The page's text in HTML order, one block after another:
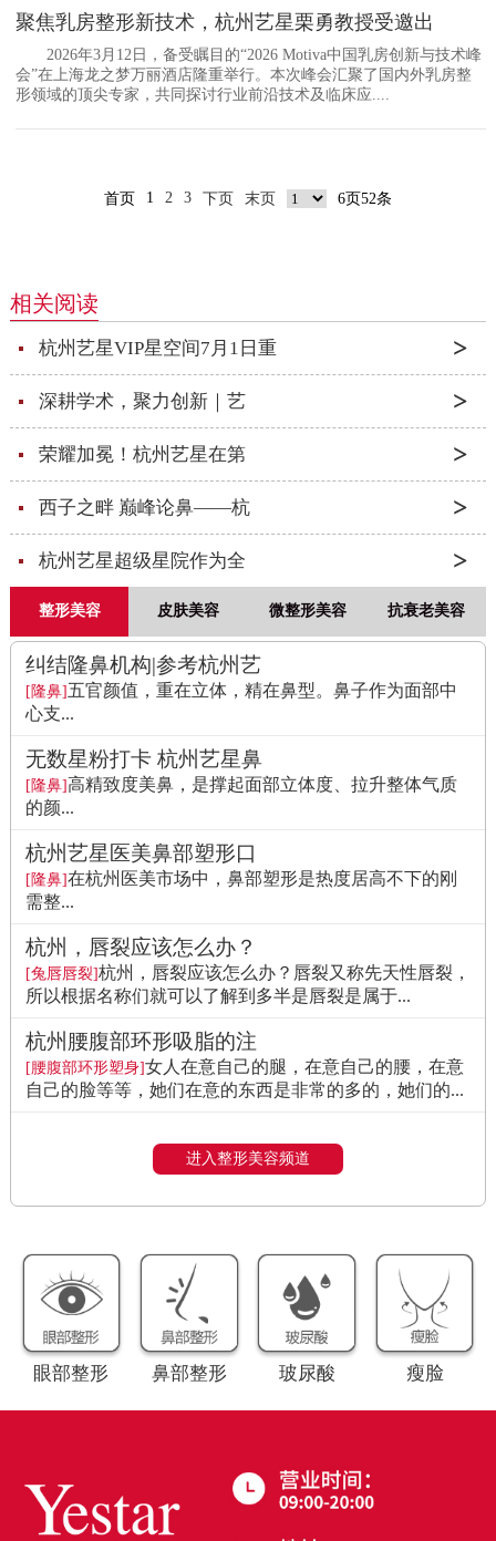
聚焦乳房整形新技术，杭州艺星栗勇教授受邀出
2026年3月12日，备受瞩目的“2026 Motiva中国乳房创新与技术峰
会”在上海龙之梦万丽酒店隆重举行。本次峰会汇聚了国内外乳房整
形领域的顶尖专家，共同探讨行业前沿技术及临床应....
首页 1 2 3 下页 末页 6页52条
相关阅读
杭州艺星VIP星空间7月1日重
深耕学术，聚力创新｜艺
荣耀加冕！杭州艺星在第
西子之畔 巅峰论鼻——杭
杭州艺星超级星院作为全
整形美容 皮肤美容 微整形美容 抗衰老美容
纠结隆鼻机构|参考杭州艺
[隆鼻]五官颜值，重在立体，精在鼻型。鼻子作为面部中
心支...
无数星粉打卡 杭州艺星鼻
[隆鼻]高精致度美鼻，是撑起面部立体度、拉升整体气质
的颜...
杭州艺星医美鼻部塑形口
[隆鼻]在杭州医美市场中，鼻部塑形是热度居高不下的刚
需整...
杭州，唇裂应该怎么办？
[兔唇唇裂]杭州，唇裂应该怎么办？唇裂又称先天性唇裂，
所以根据名称们就可以了解到多半是唇裂是属于...
杭州腰腹部环形吸脂的注
[腰腹部环形塑身]女人在意自己的腿，在意自己的腰，在意
自己的脸等等，她们在意的东西是非常的多的，她们的...
进入整形美容频道
眼部整形 鼻部整形 玻尿酸 瘦脸